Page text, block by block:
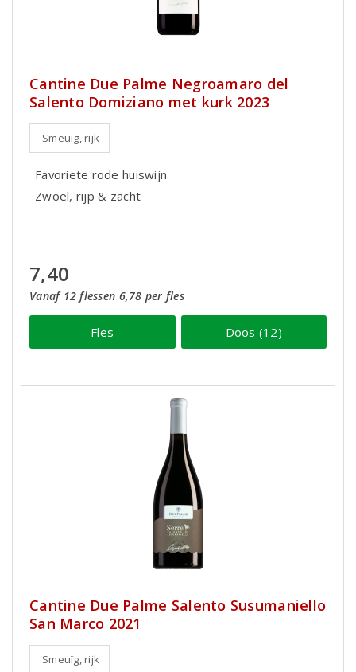
Cantine Due Palme Negroamaro del
Salento Domiziano met kurk 2023
Smeuïg, rijk
Favoriete rode huiswijn
Zwoel, rijp & zacht
7,40
Vanaf 12 flessen 6,78 per fles
Fles Doos (12)
Cantine Due Palme Salento Susumaniello
San Marco 2021
Smeuïg, rijk